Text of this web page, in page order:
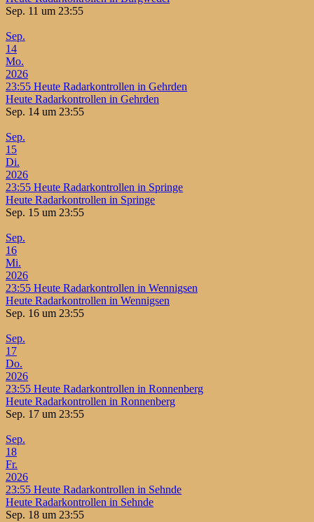
Sep. 11 um 23:55
Sep.
14
Mo.
2026
23:55 Heute Radarkontrollen in Gehrden
Heute Radarkontrollen in Gehrden
Sep. 14 um 23:55
Sep.
15
Di.
2026
23:55 Heute Radarkontrollen in Springe
Heute Radarkontrollen in Springe
Sep. 15 um 23:55
Sep.
16
Mi.
2026
23:55 Heute Radarkontrollen in Wennigsen
Heute Radarkontrollen in Wennigsen
Sep. 16 um 23:55
Sep.
17
Do.
2026
23:55 Heute Radarkontrollen in Ronnenberg
Heute Radarkontrollen in Ronnenberg
Sep. 17 um 23:55
Sep.
18
Fr.
2026
23:55 Heute Radarkontrollen in Sehnde
Heute Radarkontrollen in Sehnde
Sep. 18 um 23:55